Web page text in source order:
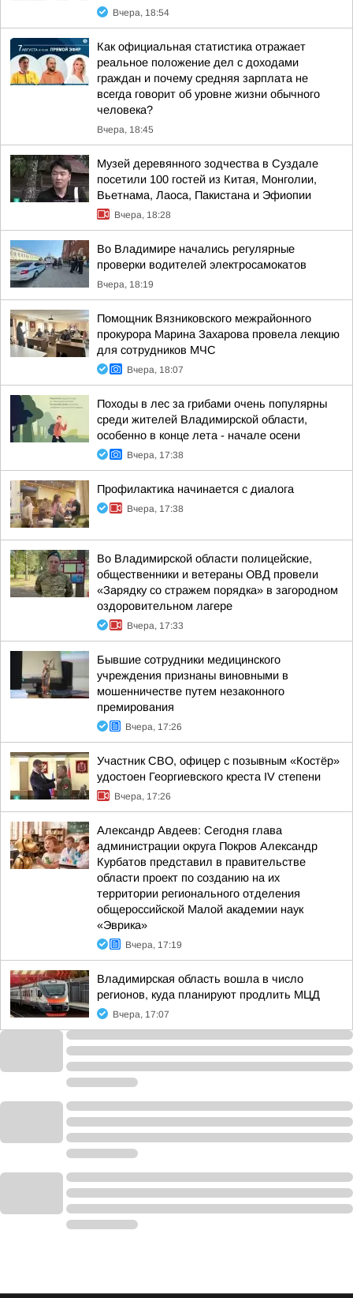
Вчера, 18:54
Как официальная статистика отражает
реальное положение дел с доходами
граждан и почему средняя зарплата не
всегда говорит об уровне жизни обычного
человека?
Вчера, 18:45
Музей деревянного зодчества в Суздале
посетили 100 гостей из Китая, Монголии,
Вьетнама, Лаоса, Пакистана и Эфиопии
Вчера, 18:28
Во Владимире начались регулярные
проверки водителей электросамокатов
Вчера, 18:19
Помощник Вязниковского межрайонного
прокурора Марина Захарова провела лекцию
для сотрудников МЧС
Вчера, 18:07
Походы в лес за грибами очень популярны
среди жителей Владимирской области,
особенно в конце лета - начале осени
Вчера, 17:38
Профилактика начинается с диалога
Вчера, 17:38
Во Владимирской области полицейские,
общественники и ветераны ОВД провели
«Зарядку со стражем порядка» в загородном
оздоровительном лагере
Вчера, 17:33
Бывшие сотрудники медицинского
учреждения признаны виновными в
мошенничестве путем незаконного
премирования
Вчера, 17:26
Участник СВО, офицер с позывным «Костёр»
удостоен Георгиевского креста IV степени
Вчера, 17:26
Александр Авдеев: Сегодня глава
администрации округа Покров Александр
Курбатов представил в правительстве
области проект по созданию на их
территории регионального отделения
общероссийской Малой академии наук
«Эврика»
Вчера, 17:19
Владимирская область вошла в число
регионов, куда планируют продлить МЦД
Вчера, 17:07